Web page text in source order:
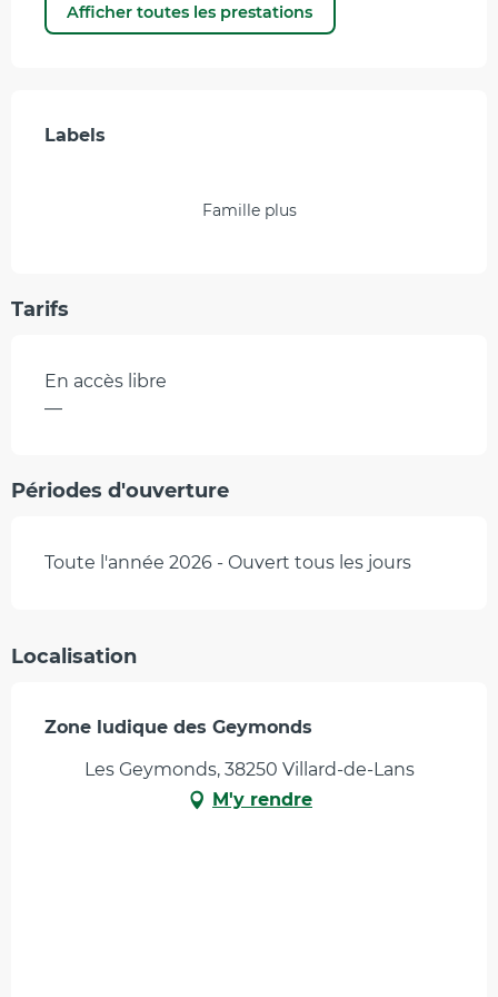
Afficher toutes les prestations
Offres de prestations
Labels
Labels
Famille plus
Tarifs
En accès libre
—
Périodes d'ouverture
Toute l'année 2026 - Ouvert tous les jours
Localisation
Zone ludique des Geymonds
Les Geymonds, 38250 Villard-de-Lans
M'y rendre